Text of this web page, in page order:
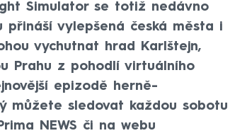
Simulator se totiž nedávno
vylepšená česká města i
vychutnat hrad Karlštejn,
Prahu z pohodlí virtuálního
epizodě herně-
můžete sledovat každou sobotu
NEWS či na webu